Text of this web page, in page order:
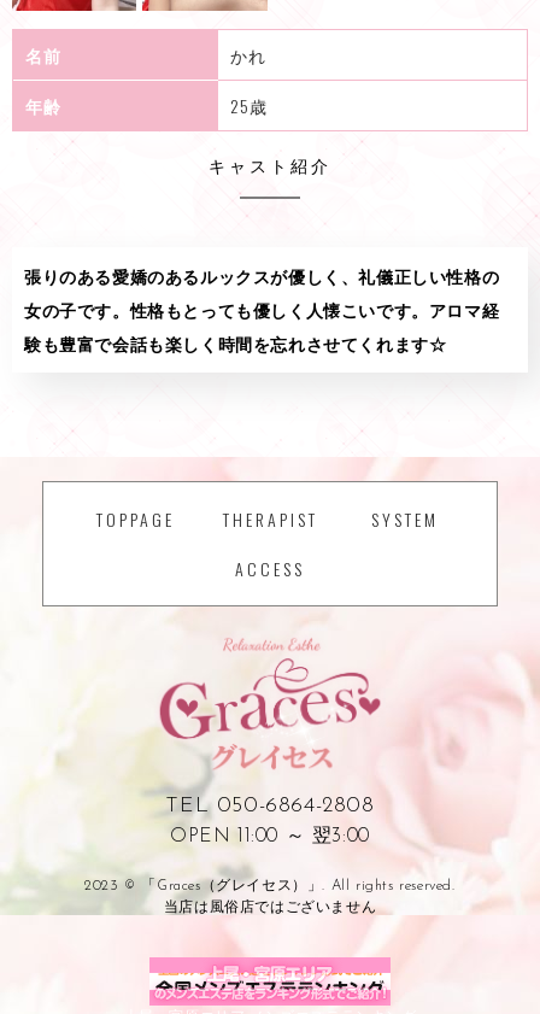
名前
かれ
年齢
25歳
キャスト紹介
張りのある愛嬌のあるルックスが優しく、礼儀正しい性格の
女の子です。性格もとっても優しく人懐こいです。アロマ経
験も豊富で会話も楽しく時間を忘れさせてくれます☆
TOPPAGE THERAPIST
SYSTEM
ACCESS
TEL 050-6864-2808
OPEN 11:00 ～ 翌3:00
2023 © 「Graces（グレイセス）」. All rights reserved.
当店は風俗店ではございません